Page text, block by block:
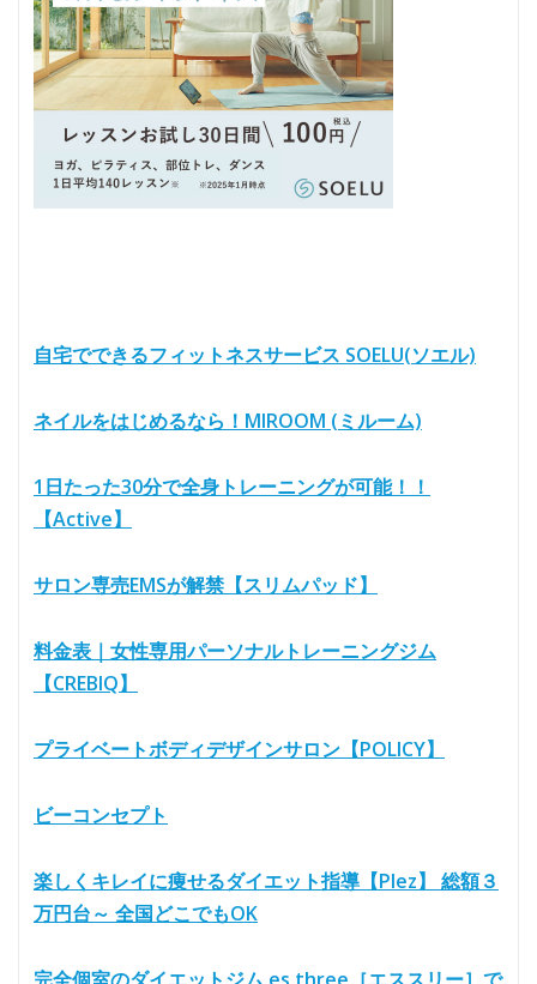
自宅でできるフィットネスサービス SOELU(ソエル)
ネイルをはじめるなら！MIROOM (ミルーム)
1日たった30分で全身トレーニングが可能！！
【Active】
サロン専売EMSが解禁【スリムパッド】
料金表｜女性専用パーソナルトレーニングジム
【CREBIQ】
プライベートボディデザインサロン【POLICY】
ビーコンセプト
楽しくキレイに痩せるダイエット指導【Plez】 総額３
万円台～ 全国どこでもOK